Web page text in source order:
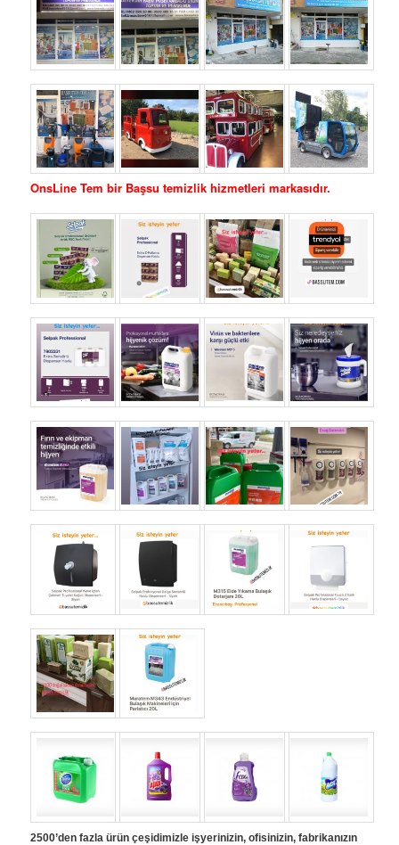
OnsLine Tem bir Başsu temizlik hizmetleri markasıdır.
2500’den fazla ürün çeşidimizle işyerinizin, ofisinizin, fabrikanızın